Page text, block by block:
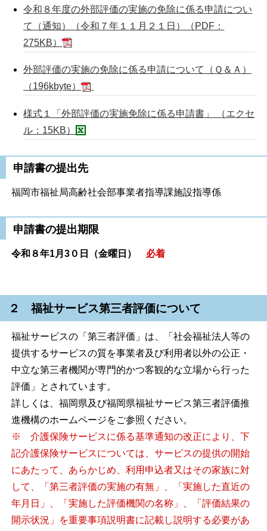
令和８年度の外部評価の実施の免除に係る申請につい
て（通知）（令和７年１１月２１日）（PDF：
275KB）
外部評価の実施の免除に係る申請について（Ｑ＆Ａ）
（196kbyte）
様式１「外部評価の実施免除に係る申請書」 （エクセ
ル：15KB）
申請書の提出先
福岡市福祉局高齢社会部事業者指導課施設指導係
申請書の提出期限
令和８年1月3０日（金曜日） 必着
２ 福祉サービス第三者評価について
福祉サービスの「第三者評価」は、「社会福祉法人等の
提供するサービスの質を事業者及び利用者以外の公正・
中立な第三者機関が専門的かつ客観的な立場から行った
評価」とされています。
詳しくは、福岡県及び福岡県福祉サービス第三者評価推
進機構のホームページをご参照ください。
※ 介護保険サービスに係る基準通知の改正により、下
記介護保険サービスについては、サービスの提供の開始
にあたって、あらかじめ、利用申込者又はその家族に対
して、「第三者評価の実施の有無」、「実施した直近の
年月日」、「実施した評価機関の名称」、「評価結果の
開示状況」を重要事項説明書に記載し説明する必要があ